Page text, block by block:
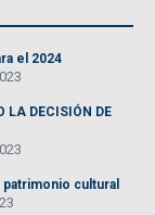
el 2024
LA DECISIÓN DE
cultural